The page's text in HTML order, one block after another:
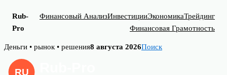
Rub-
Pro
Финансовый АнализИнвестицииЭкономикаТрейдинг
Финансовая Грамотность
Skip
content
Деньги • рынок • решения8 августа 2026Поиск